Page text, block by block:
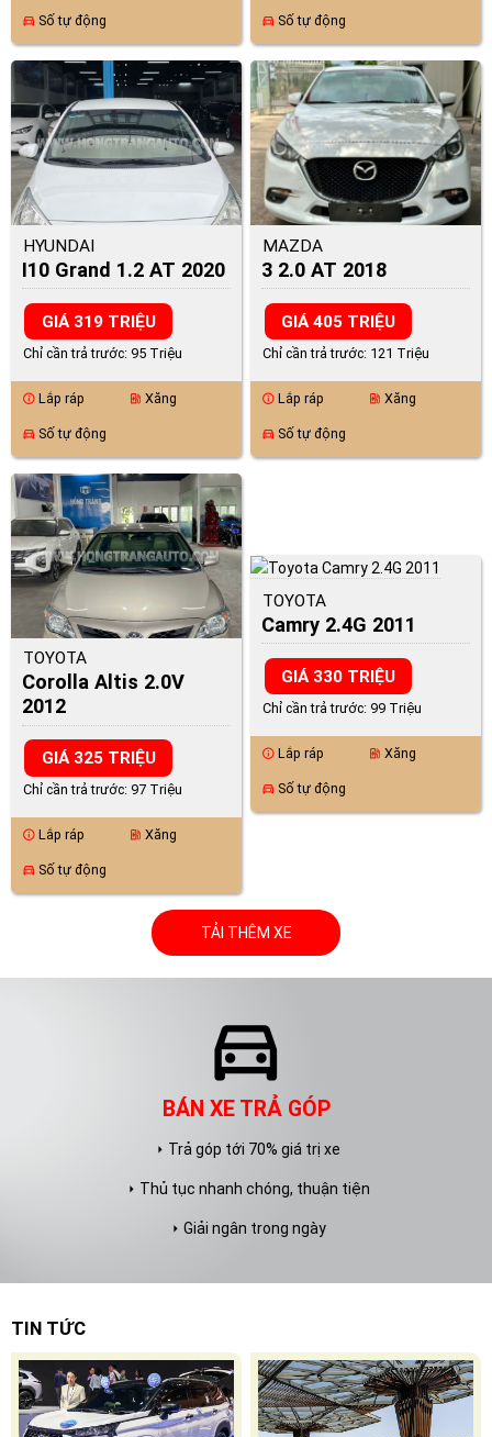
directions_car Số tự động directions_car Số tự động
HYUNDAI
I10 Grand 1.2 AT 2020
GIÁ 319 TRIỆU
Chỉ cần trả trước: 95 Triệu
info Lắp ráp ev_station Xăng
directions_car Số tự động
MAZDA
3 2.0 AT 2018
GIÁ 405 TRIỆU
Chỉ cần trả trước: 121 Triệu
info Lắp ráp ev_station Xăng
directions_car Số tự động
TOYOTA
Corolla Altis 2.0V
2012
GIÁ 325 TRIỆU
Chỉ cần trả trước: 97 Triệu
info Lắp ráp ev_station Xăng
directions_car Số tự động
TOYOTA
Camry 2.4G 2011
GIÁ 330 TRIỆU
Chỉ cần trả trước: 99 Triệu
info Lắp ráp ev_station Xăng
directions_car Số tự động
TẢI THÊM XE
directions_car
BÁN XE TRẢ GÓP
arrow_right Trả góp tới 70% giá trị xe
arrow_right Thủ tục nhanh chóng, thuận tiện
arrow_right Giải ngân trong ngày
TIN TỨC